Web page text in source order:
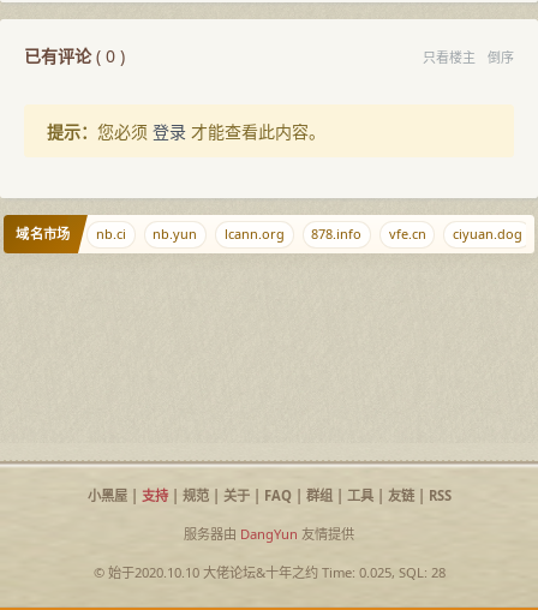
已有评论( 0 ) 只看楼主 倒序
提示： 您必须 登录 才能查看此内容。
域名市场
iiww.net nb.ci nb.yun lcann.org 878.info vfe.cn ciyuan.dog
小黑屋| 支持| 规范| 关于| FAQ| 群组| 工具| 友链| RSS
服务器由 DangYun 友情提供
© 始于2020.10.10 大佬论坛&十年之约Time: 0.025, SQL: 28